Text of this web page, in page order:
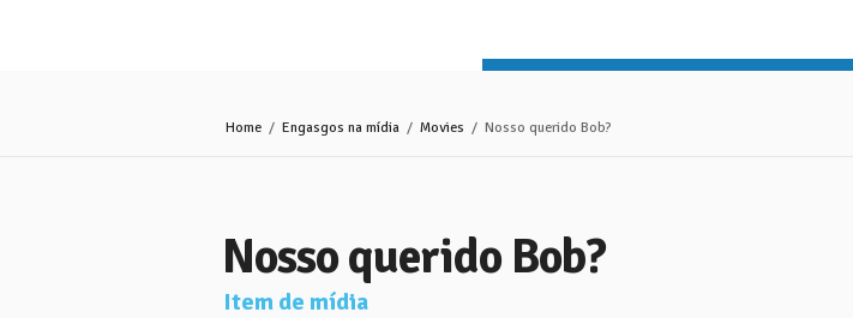
Home / Engasgos na mídia / Movies / Nosso querido Bob?
Nosso querido Bob?
Item de mídia